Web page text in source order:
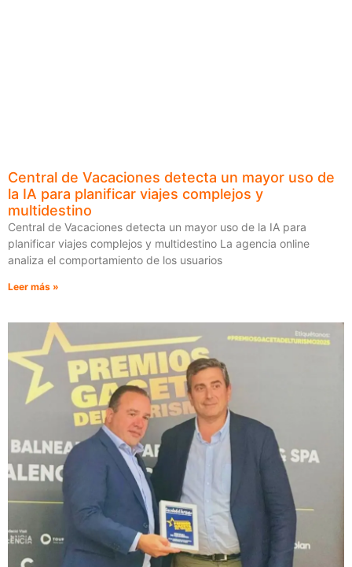
Central de Vacaciones detecta un mayor uso de
la IA para planificar viajes complejos y
multidestino
Central de Vacaciones detecta un mayor uso de la IA para
planificar viajes complejos y multidestino La agencia online
analiza el comportamiento de los usuarios
Leer más »